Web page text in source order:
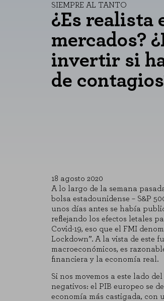
SIEMPRE AL TANTO
¿Es realista
mercados?
invertir si
de
18 agosto 2020
A lo largo de la semana
bolsa estadounidense – S&P
unos días antes se había
reflejando los efectos letales
Covid-19, eso que el FMI
Lockdown”. A la vista de este
macroeconómicos, es
financiera y la economía real.
Si nos movemos a este lado
negativos: el PIB europeo se
economía más castigada, con